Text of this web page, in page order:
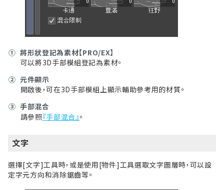
① 將形狀登記為素材【PRO/EX】
可以將3D手部模組登記為素材。
② 元件顯示
開啟後，可在3D手部模組上顯示輔助參考用的材質。
③ 手部混合
請參照『手部混合』。
文字
選擇[文字]工具時，或是使用[物件] 工具選取文字圖層時，可以設
定字元方向和消除鋸齒等。